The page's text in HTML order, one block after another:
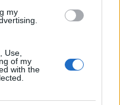
my
Use,
of my
with the
stop disparaît